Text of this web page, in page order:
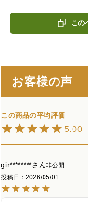
この
お客様の声
5.00
gir********
非公開
投稿日
2026/05/01